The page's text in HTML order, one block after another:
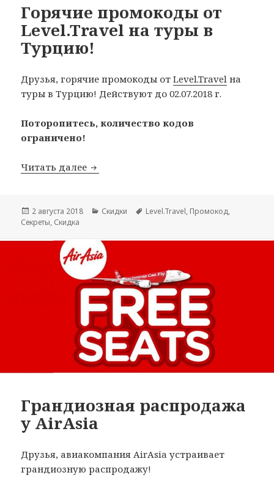
Горячие промокоды от
Level.Travel на туры в
Турцию!
Друзья, горячие промокоды отLevel.Travel на
туры в Турцию! Действуют до 02.07.2018 г.
Поторопитесь, количество кодов
ограничено!
Читать далее Горячие промокоды от Level.Travel
Опубликовано
2 августа 2018 Рубрики
Скидки Метки
Level.Travel, Промокод,
Секреты, Скидка
Грандиозная распродажа
у AirAsia
Друзья, авиакомпания AirAsia устраивает
грандиозную распродажу!